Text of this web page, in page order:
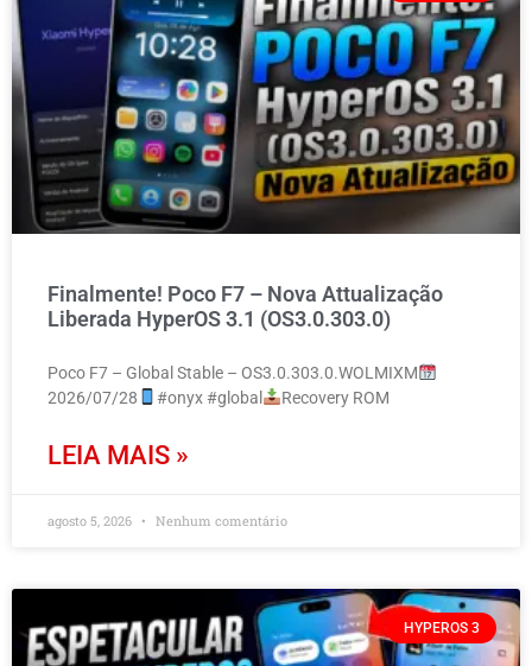
Finalmente! Poco F7 – Nova Attualização
Liberada HyperOS 3.1 (OS3.0.303.0)
Poco F7 – Global Stable – OS3.0.303.0.WOLMIXM
2026/07/28
#onyx #global Recovery ROM
LEIA MAIS »
agosto 5, 2026 Nenhum comentário
HYPEROS 3